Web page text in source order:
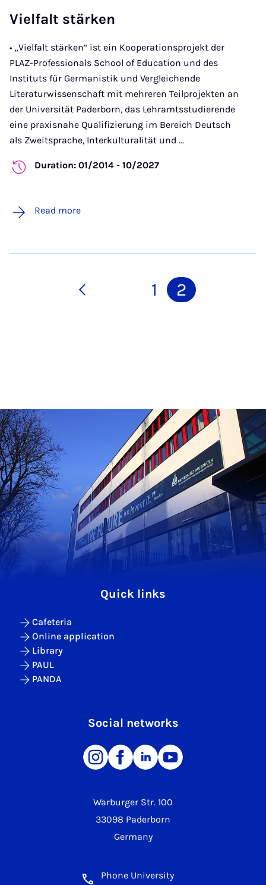
Vielfalt stärken
• „Vielfalt stärken“ ist ein Kooperationsprojekt der
PLAZ-Professionals School of Education und des
Instituts für Germanistik und Vergleichende
Literaturwissenschaft mit mehreren Teilprojekten an
der Universität Paderborn, das Lehramtsstudierende
eine praxisnahe Qualifizierung im Bereich Deutsch
als Zweitsprache, Interkulturalität und ...
Duration: 01/2014 - 10/2027
Read more
1 2
Warburger Str. 100
33098 Paderborn
Germany
Phone University
Quick links
Cafeteria
Online application
Library
PAUL
PANDA
Social networks